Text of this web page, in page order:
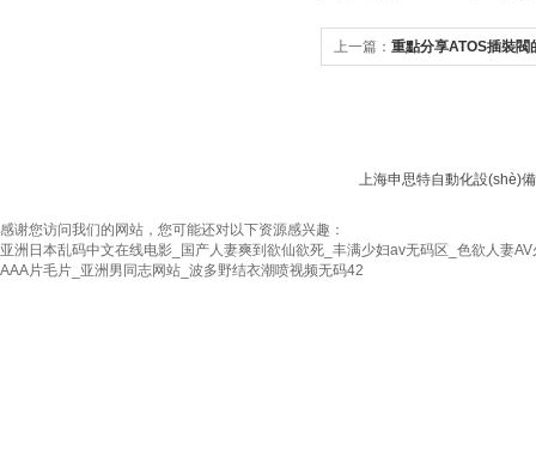
上一篇： 重點分享ATOS插裝
上海申思特自動化設(shè)
感谢您访问我们的网站，您可能还对以下资源感兴趣：
亚洲日本乱码中文在线电影_国产人妻爽到欲仙欲死_丰满少妇av无码区_色欲人妻
AAA片毛片_亚洲男同志网站_波多野结衣潮喷视频无码42